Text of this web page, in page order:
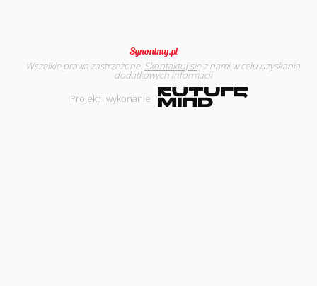
Wszelkie prawa zastrzeżone. Skontaktuj sięz nami w celu uzyskania
dodatkowych informacji
Projekt i wykonanie